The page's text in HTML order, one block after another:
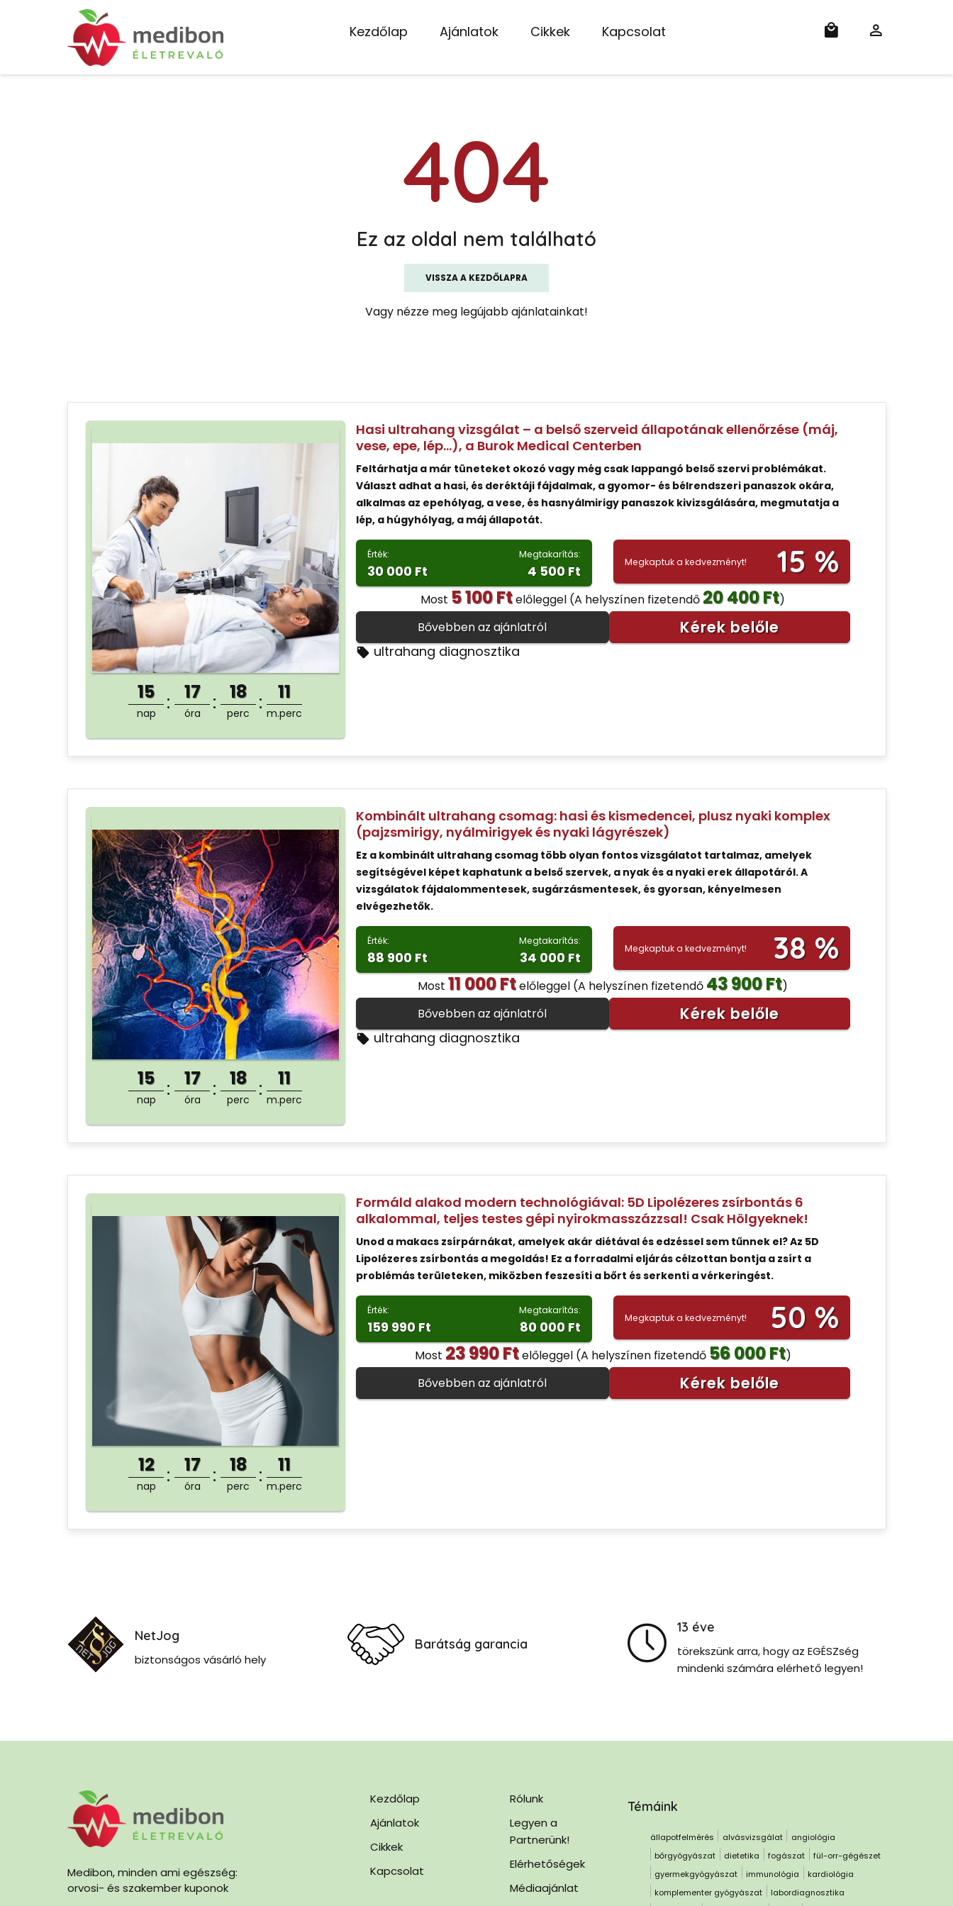
Kezdőlap Ajánlatok Cikkek Kapcsolat
404
Ez az oldal nem található
VISSZA A KEZDŐLAPRA
Vagy nézze meg legújabb ajánlatainkat!
15
nap
17
óra
18
perc
11
m.perc
Hasi ultrahang vizsgálat – a belső szerveid állapotának ellenőrzése (máj,
vese, epe, lép…), a Burok Medical Centerben
Feltárhatja a már tüneteket okozó vagy még csak lappangó belső szervi problémákat.
Választ adhat a hasi, és deréktáji fájdalmak, a gyomor- és bélrendszeri panaszok okára,
alkalmas az epehólyag, a vese, és hasnyálmirigy panaszok kivizsgálására, megmutatja a
lép, a húgyhólyag, a máj állapotát.
Érték:
30 000 Ft
Megtakarítás:
4 500 Ft
Megkaptuk a kedvezményt! 15 %
Most 5 100 Ftelőleggel (A helyszínen fizetendő 20 400 Ft)
Bővebben az ajánlatról
Kérek belőle
ultrahang diagnosztika
15
nap
17
óra
18
perc
11
m.perc
Kombinált ultrahang csomag: hasi és kismedencei, plusz nyaki komplex
(pajzsmirigy, nyálmirigyek és nyaki lágyrészek)
Ez a kombinált ultrahang csomag több olyan fontos vizsgálatot tartalmaz, amelyek
segítségével képet kaphatunk a belső szervek, a nyak és a nyaki erek állapotáról. A
vizsgálatok fájdalommentesek, sugárzásmentesek, és gyorsan, kényelmesen
elvégezhetők.
Érték:
88 900 Ft
Megtakarítás:
34 000 Ft
Megkaptuk a kedvezményt! 38 %
Most 11 000 Ftelőleggel (A helyszínen fizetendő 43 900 Ft)
Bővebben az ajánlatról
Kérek belőle
ultrahang diagnosztika
12
nap
17
óra
18
perc
11
m.perc
Formáld alakod modern technológiával: 5D Lipolézeres zsírbontás 6
alkalommal, teljes testes gépi nyirokmasszázzsal! Csak Hölgyeknek!
Unod a makacs zsírpárnákat, amelyek akár diétával és edzéssel sem tűnnek el? Az 5D
Lipolézeres zsírbontás a megoldás! Ez a forradalmi eljárás célzottan bontja a zsírt a
problémás területeken, miközben feszesíti a bőrt és serkenti a vérkeringést.
Érték:
159 990 Ft
Megtakarítás:
80 000 Ft
Megkaptuk a kedvezményt! 50 %
Most 23 990 Ftelőleggel (A helyszínen fizetendő 56 000 Ft)
Bővebben az ajánlatról
Kérek belőle
NetJog
biztonságos vásárló hely
Barátság garancia
13 éve
törekszünk arra, hogy az EGÉSZség
mindenki számára elérhető legyen!
Medibon, minden ami egészség:
orvosi- és szakember kuponok
Kezdőlap
Ajánlatok
Cikkek
Kapcsolat
Rólunk
Legyen a
Partnerünk!
Elérhetőségek
Médiaajánlat
Témáink
állapotfelmérés alvásvizsgálat
angiológia
bőrgyógyászat
dietetika fogászat
fül-orr-gégészet
gyermekgyógyászat
immunológia
kardiológia
komplementer gyógyászat
labordiagnosztika